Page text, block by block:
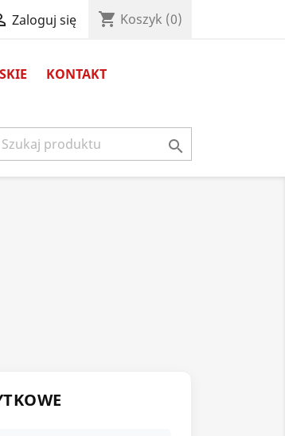
Zaloguj się shopping_cart Koszyk (0)
KONTAKT
